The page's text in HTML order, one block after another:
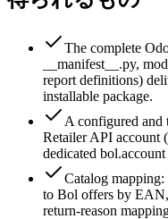
The complete
__manifest__.py,
report definitions)
installable package.
A configured and
Retailer API account
dedicated
Catalog
to Bol offers by
return-reason